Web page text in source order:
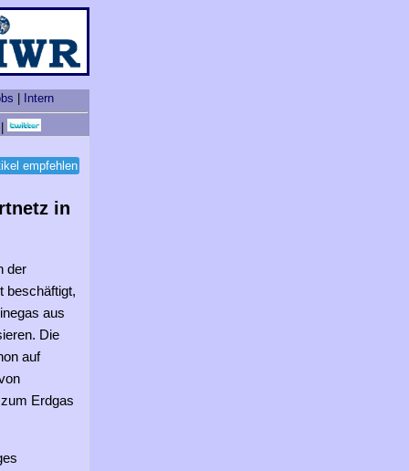
Intern
empfehlen
in
der
beschäftigt,
aus
Die
auf
Erdgas